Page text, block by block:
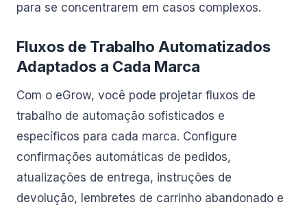
para se concentrarem em casos complexos.
Fluxos de Trabalho Automatizados
Adaptados a Cada Marca
Com o eGrow, você pode projetar fluxos de
trabalho de automação sofisticados e
específicos para cada marca. Configure
confirmações automáticas de pedidos,
atualizações de entrega, instruções de
devolução, lembretes de carrinho abandonado e